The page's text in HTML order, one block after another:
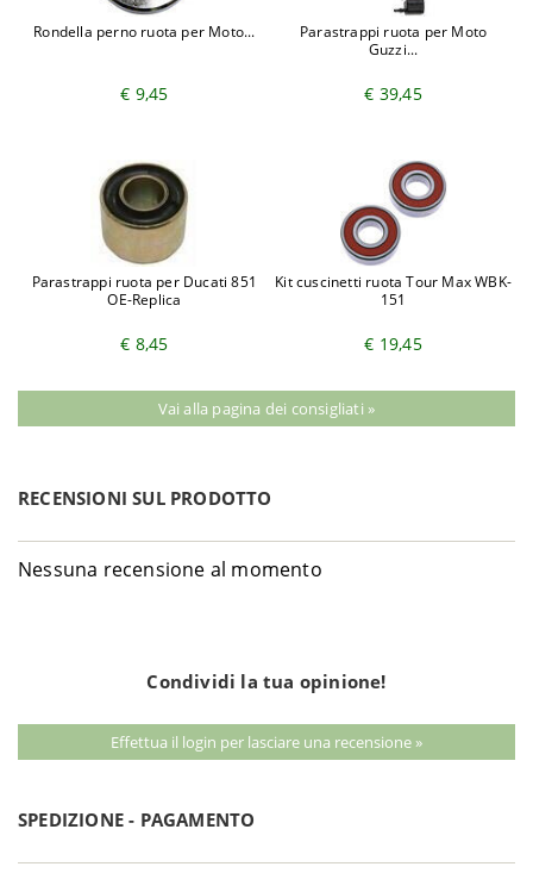
Rondella perno ruota per Moto...
€ 9,45
Parastrappi ruota per Moto
Guzzi...
€ 39,45
Parastrappi ruota per Ducati 851
OE-Replica
€ 8,45
Kit cuscinetti ruota Tour Max WBK-
151
€ 19,45
Vai alla pagina dei consigliati »
RECENSIONI SUL PRODOTTO
Nessuna recensione al momento
Condividi la tua opinione!
Effettua il login per lasciare una recensione »
SPEDIZIONE - PAGAMENTO